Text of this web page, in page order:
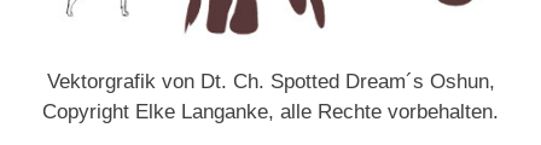
Vektorgrafik von Dt. Ch. Spotted Dream´s Oshun,
Copyright Elke Langanke, alle Rechte vorbehalten.